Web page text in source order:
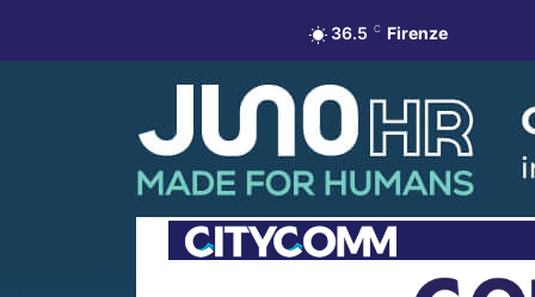
36.5 C Firenze